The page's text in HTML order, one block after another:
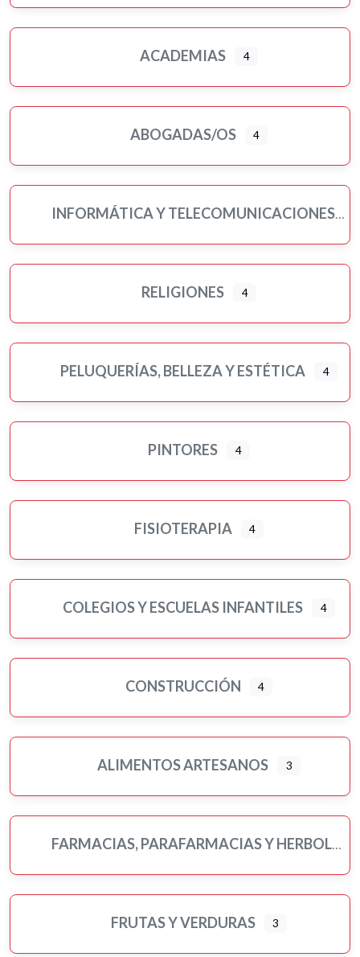
ACADEMIAS 4
ABOGADAS/OS 4
INFORMÁTICA Y TELECOMUNICACIONES
RELIGIONES 4
PELUQUERÍAS, BELLEZA Y ESTÉTICA 4
PINTORES 4
FISIOTERAPIA 4
COLEGIOS Y ESCUELAS INFANTILES 4
CONSTRUCCIÓN 4
ALIMENTOS ARTESANOS 3
FARMACIAS, PARAFARMACIAS Y HERBOLARIOS
FRUTAS Y VERDURAS 3